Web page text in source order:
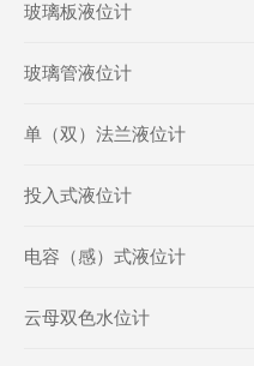
玻璃板液位计
玻璃管液位计
单（双）法兰液位计
投入式液位计
电容（感）式液位计
云母双色水位计